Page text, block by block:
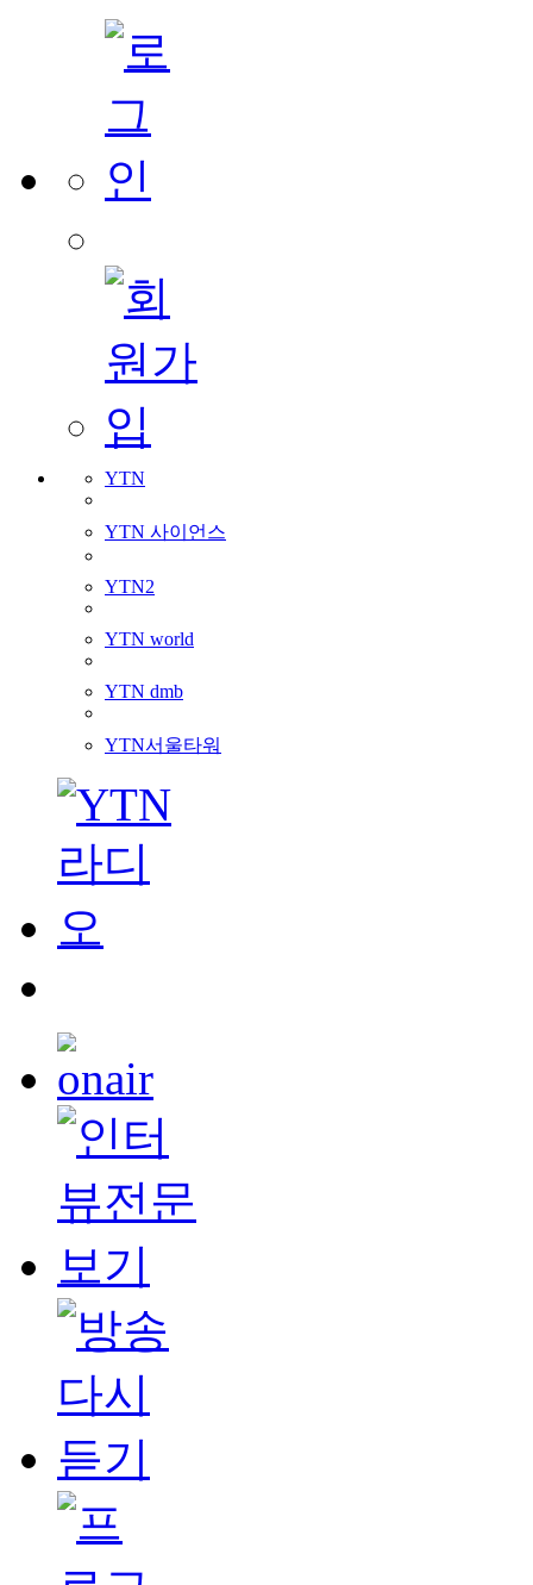
YTN
YTN 사이언스
YTN2
YTN world
YTN dmb
YTN서울타워